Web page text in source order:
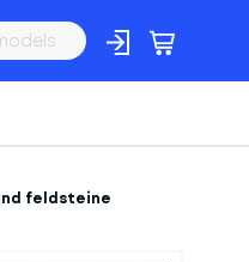
feldsteine